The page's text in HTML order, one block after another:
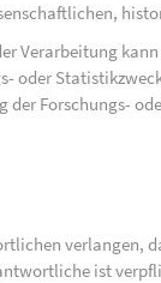
Verarbeitung
oder
der Forschungs-
verlangen,
ist